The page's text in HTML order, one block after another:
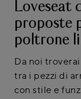
Loveseat
proposte
poltrone
Da noi
tra i pezzi di
con stile e